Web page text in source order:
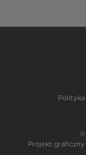
©
Projekt